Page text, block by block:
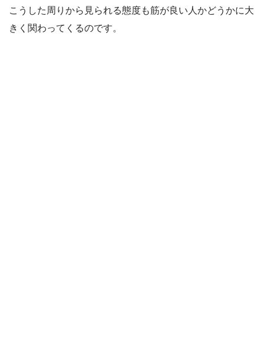
こうした周りから見られる態度も筋が良い人かどうかに大
きく関わってくるのです。